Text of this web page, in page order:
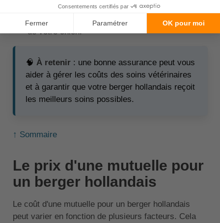
devrait pas être le seul critère. Assurez-vous
que la couverture est adéquate pour les besoins
de votre chien.
🧠 À retenir: une bonne assurance peut vous
aider à gérer les coûts des soins vétérinaires
et à garantir que votre berger hollandais reçoit
les meilleurs soins possibles.
↑ Sommaire
Le prix d'une mutuelle pour
un berger hollandais
Le coût d'une mutuelle pour un berger hollandais
peut varier en fonction de plusieurs facteurs. Cela